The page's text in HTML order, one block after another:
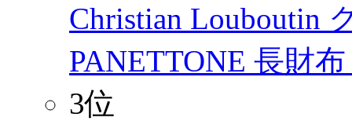
Christian Louboutin
PANETTONE 長財
3位